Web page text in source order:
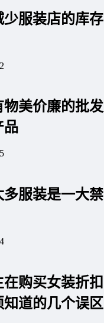
少服装店的库存
物美价廉的批发
品
多服装是一大禁
在购买女装折扣
知道的几个误区